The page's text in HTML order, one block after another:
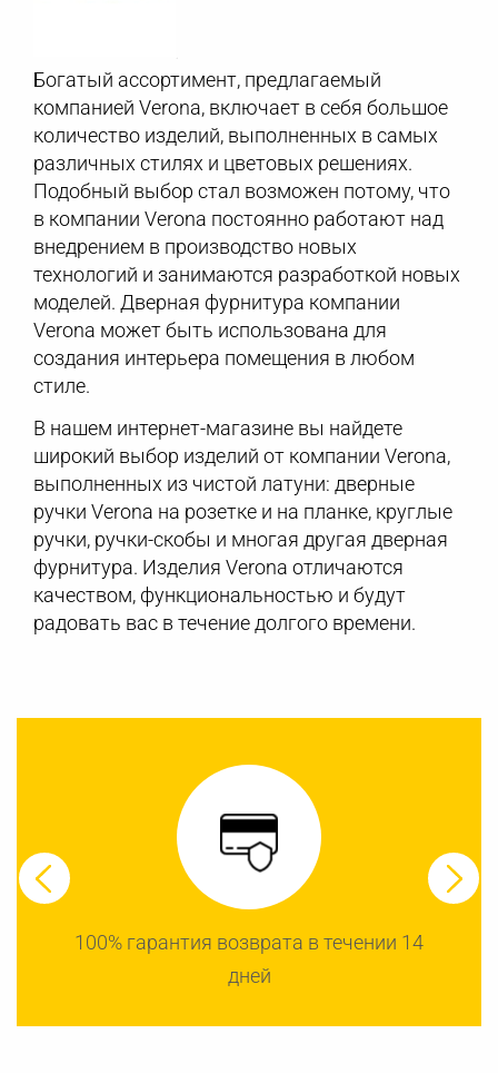
Богатый ассортимент, предлагаемый
компанией Verona, включает в себя большое
количество изделий, выполненных в самых
различных стилях и цветовых решениях.
Подобный выбор стал возможен потому, что
в компании Verona постоянно работают над
внедрением в производство новых
технологий и занимаются разработкой новых
моделей. Дверная фурнитура компании
Verona может быть использована для
создания интерьера помещения в любом
стиле.
В нашем интернет-магазине вы найдете
широкий выбор изделий от компании Verona,
выполненных из чистой латуни: дверные
ручки Verona на розетке и на планке, круглые
ручки, ручки-скобы и многая другая дверная
фурнитура. Изделия Verona отличаются
качеством, функциональностью и будут
радовать вас в течение долгого времени.
100% гарантия возврата в течении 14
дней